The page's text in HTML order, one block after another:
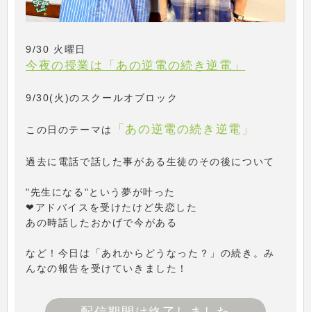
9/30 火曜日
今夜の授業は「あの逆電の続き逆電」
9/30(火)のスクールオブロック
この日のテーマは 「あの逆電の続き逆電」
過去に電話で話した事がある生徒のその後について
"先生になる"という夢が叶った
❤アドバイスを受けたけど失恋した
あの時話したおかげで今がある
など！今日は「あれからどうなった？」の続き。み
んなの報告を受けていきました！